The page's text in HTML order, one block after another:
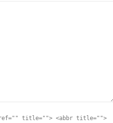
title=""> <abbr title="">